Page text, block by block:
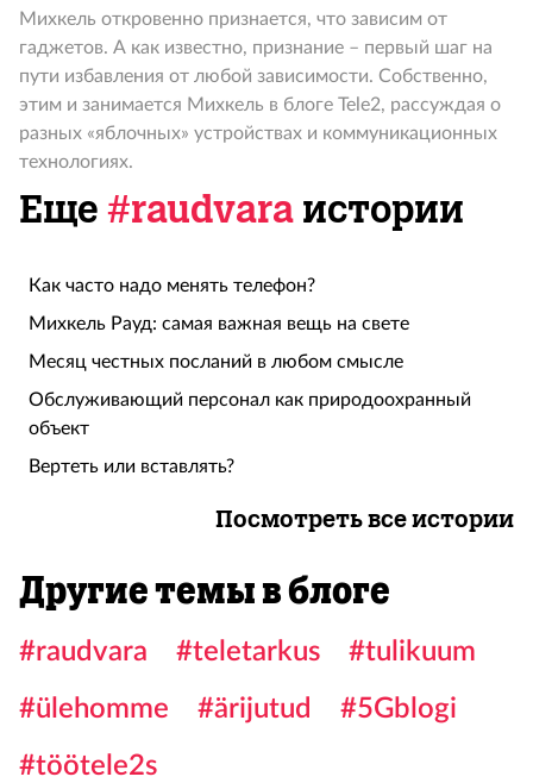
Михкель откровенно признается, что зависим от
гаджетов. А как известно, признание – первый шаг на
пути избавления от любой зависимости. Собственно,
этим и занимается Михкель в блоге Tele2, рассуждая о
разных «яблочных» устройствах и коммуникационных
технологиях.
Еще #raudvara истории
Как часто надо менять телефон?
Михкель Рауд: самая важная вещь на свете
Месяц честных посланий в любом смысле
Обслуживающий персонал как природоохранный
объект
Вертеть или вставлять?
Посмотреть все истории
Другие темы в блоге
#raudvara #teletarkus
#tulikuum
#ülehomme
#ärijutud
#5Gblogi
#töötele2s